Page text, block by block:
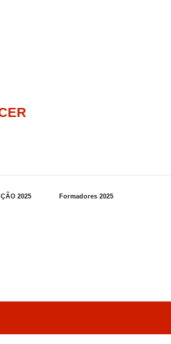
2025 Formadores 2025